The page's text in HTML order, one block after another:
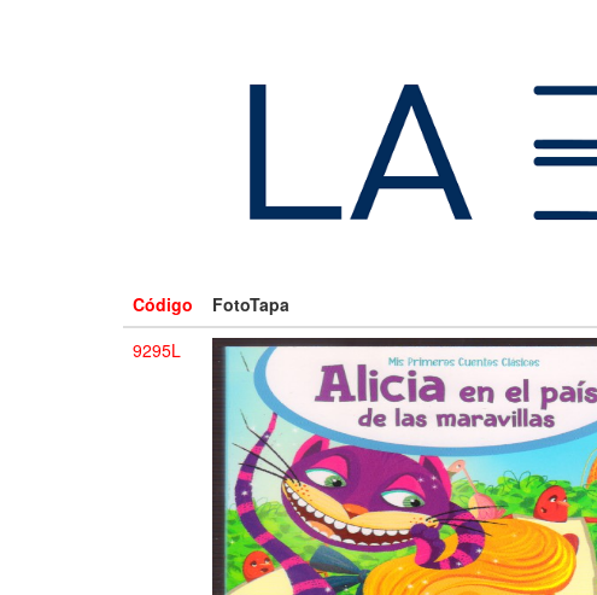
Código
FotoTapa
9295L